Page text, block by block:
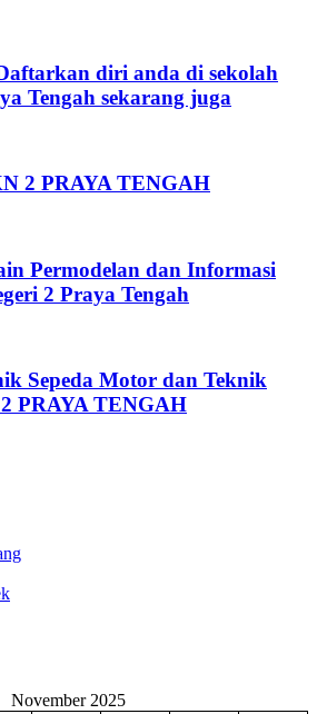
diri anda di sekolah
Tengah sekarang juga
2 PRAYA TENGAH
Permodelan dan Informasi
2 Praya Tengah
Sepeda Motor dan Teknik
PRAYA TENGAH
November 2025